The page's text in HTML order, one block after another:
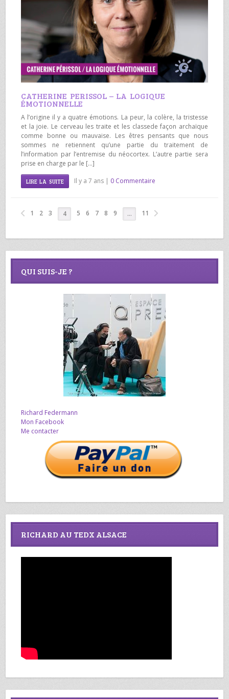
CATHERINE PERISSOL – LA LOGIQUE
ÉMOTIONNELLE
A l’origine il y a quatre émotions. La peur, la colère, la tristesse
et la joie. Le cerveau les traite et les classede façon archaïque
comme bonne ou mauvaise. Les êtres pensants que nous
sommes ne retiennent qu’une partie du traitement de
l’information par l’entremise du néocortex. L’autre partie sera
prise en charge par le […]
LIRE LA SUITE Il y a 7 ans | 0 Commentaire
1 2 3 4 5 6 7 8 9 … 11
QUI SUIS-JE ?
Richard Federmann
Mon Facebook
Me contacter
RICHARD AU TEDX ALSACE